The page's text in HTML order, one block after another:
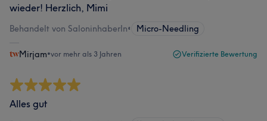
wieder! Herzlich, Mimi
Behandelt von SaloninhaberIn• Micro-Needling
Mirjam•vor mehr als 3 Jahren Verifizierte Bewertung
Alles gut